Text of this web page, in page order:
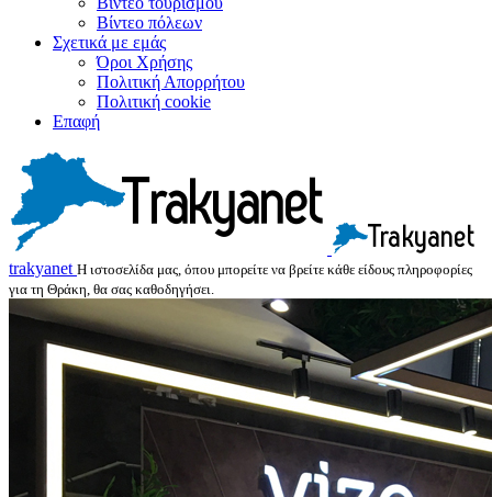
Βίντεο πόλεων
Σχετικά με εμάς
Όροι Χρήσης
Πολιτική Απορρήτου
Πολιτική cookie
Επαφή
trakyanet Η ιστοσελίδα μας, όπου μπορείτε να βρείτε κάθε είδους πληροφορίες
για τη Θράκη, θα σας καθοδηγήσει.